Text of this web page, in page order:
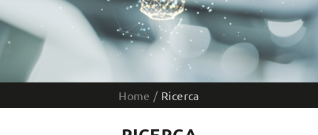
Home / Ricerca